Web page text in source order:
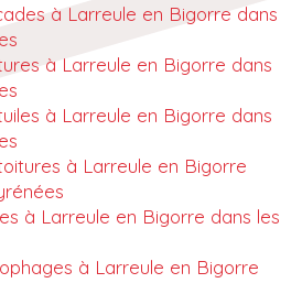
à Larreule en Bigorre dans
à Larreule en Bigorre dans
à Larreule en Bigorre dans
à Larreule en Bigorre
à Larreule en Bigorre dans les
à Larreule en Bigorre